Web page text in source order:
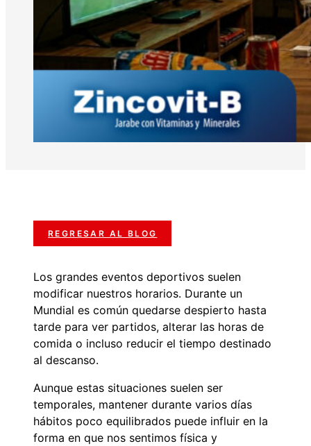
REGRESAR AL BLOG
Los grandes eventos deportivos suelen
modificar nuestros horarios. Durante un
Mundial es común quedarse despierto hasta
tarde para ver partidos, alterar las horas de
comida o incluso reducir el tiempo destinado
al descanso.
Aunque estas situaciones suelen ser
temporales, mantener durante varios días
hábitos poco equilibrados puede influir en la
forma en que nos sentimos física y